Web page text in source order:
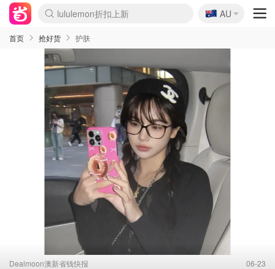
lululemon折扣上新
Sasa美妆护肤3.5折
SSENSE年中2.5折
FreshBeauty好价汇总
Cettire降价+叠9折
WWS Coles超市实拍
viagogo二手票捡漏
Myer超级周末
The Outnet奢牌1折起
David Jones 3折起
Flannels大牌1折
Perfumes Club护肤1折
AMIRO面罩$251
Amazon折扣汇总
eToro入金$200送$50
Amazon数码好物
ICONIC本周7.5折
ThedoubleF高奢地板价
Moose Knuckles 6折
丝芙兰5折起
EUFY摄像头$98
Selenichast首饰2折
Trip机票酒店促销
YSL送5件彩妆礼
Amazon家居好物
Amazon美妆护肤
雅漾大喷$8
过敏原检测盒$33
伊索独家赠50ml沐浴露
科颜氏高保湿面霜$29
SEALIFE海洋馆门票6折
丝塔芙大白罐$16
订阅Newsletter送香薰
Cult Beauty 6.8折
Harrods圣诞日历$525
LN-CC奢牌私促3折
d'Alba空姐喷雾$16
EVE LOM套装£56
Bernardelli独家4折
Adore Beauty 6折起
CT圣诞日历
Mytheresa奢品2.7折
Luxury Escapes 9折
Currentbody美容仪$881
MOON Garden Live
Roborock扫地机$649
Tingo Life水杯$24
Valentino官网5折
CR洗护套装$23
修丽可4件套$159
Myer彩妆2件7折
GANNI官网4.5折
Stylevana韩妆4折
Tessabit高奢8.5折
OGX洗发水$11
Amazon阿德莱德次日达
卡诗8.5折+赠礼
Philips Hue灯具8折
🇦🇺
AU
首页 抢好货 护肤
Dealmoon澳新省钱快报 06-23